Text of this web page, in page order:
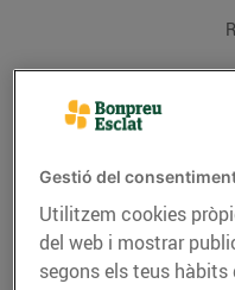
Gestió del
Utilitzem cookies
del web i mostrar
segons els teus hàbits